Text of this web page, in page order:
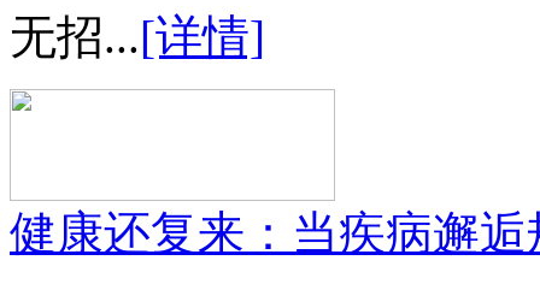
无招...[详情]
健康还复来：当疾病邂